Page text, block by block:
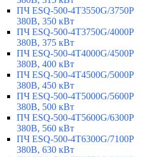
ПЧ ESQ-500-4T3550G/3750P
380В, 350 кВт
ПЧ ESQ-500-4T3750G/4000P
380В, 375 кВт
ПЧ ESQ-500-4T4000G/4500P
380В, 400 кВт
ПЧ ESQ-500-4T4500G/5000P
380В, 450 кВт
ПЧ ESQ-500-4T5000G/5600P
380В, 500 кВт
ПЧ ESQ-500-4T5600G/6300P
380В, 560 кВт
ПЧ ESQ-500-4T6300G/7100P
380В, 630 кВт